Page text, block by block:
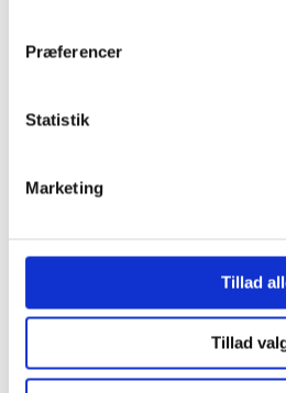
Præferencer
Statistik
Marketing
Tillad
Tillad